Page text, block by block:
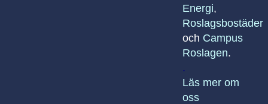
Energi,
Roslagsbostäder
och Campus
Roslagen.
.
Läs mer om
oss